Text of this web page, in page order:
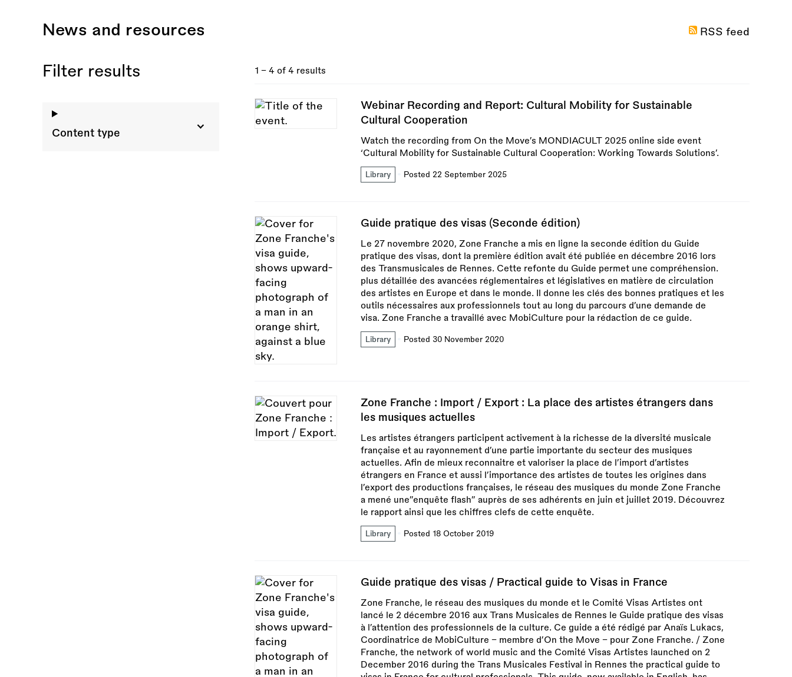
News and resources RSS feed
Filter results
Content type
1 - 4 of 4 results
Webinar Recording and Report: Cultural Mobility for Sustainable
Cultural Cooperation
Watch the recording from On the Move’s MONDIACULT 2025 online side event
‘Cultural Mobility for Sustainable Cultural Cooperation: Working Towards Solutions’.
Library Posted 22 September 2025
Guide pratique des visas (Seconde édition)
Le 27 novembre 2020, Zone Franche a mis en ligne la seconde édition du Guide
pratique des visas, dont la première édition avait été publiée en décembre 2016 lors
des Transmusicales de Rennes. Cette refonte du Guide permet une compréhension.
plus détaillée des avancées réglementaires et législatives en matière de circulation
des artistes en Europe et dans le monde. Il donne les clés des bonnes pratiques et les
outils nécessaires aux professionnels tout au long du parcours d’une demande de
visa. Zone Franche a travaillé avec MobiCulture pour la rédaction de ce guide.
Library Posted 30 November 2020
Zone Franche : Import / Export : La place des artistes étrangers dans
les musiques actuelles
Les artistes étrangers participent activement à la richesse de la diversité musicale
française et au rayonnement d’une partie importante du secteur des musiques
actuelles. Afin de mieux reconnaitre et valoriser la place de l’import d’artistes
étrangers en France et aussi l’importance des artistes de toutes les origines dans
l’export des productions françaises, le réseau des musiques du monde Zone Franche
a mené une”enquête flash” auprès de ses adhérents en juin et juillet 2019. Découvrez
le rapport ainsi que les chiffres clefs de cette enquête.
Library Posted 18 October 2019
Guide pratique des visas / Practical guide to Visas in France
Zone Franche, le réseau des musiques du monde et le Comité Visas Artistes ont
lancé le 2 décembre 2016 aux Trans Musicales de Rennes le Guide pratique des visas
à l’attention des professionnels de la culture. Ce guide a été rédigé par Anaïs Lukacs,
Coordinatrice de MobiCulture - membre d’On the Move - pour Zone Franche. / Zone
Franche, the network of world music and the Comité Visas Artistes launched on 2
December 2016 during the Trans Musicales Festival in Rennes the practical guide to